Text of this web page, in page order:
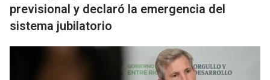
previsional y declaró la emergencia del
sistema jubilatorio